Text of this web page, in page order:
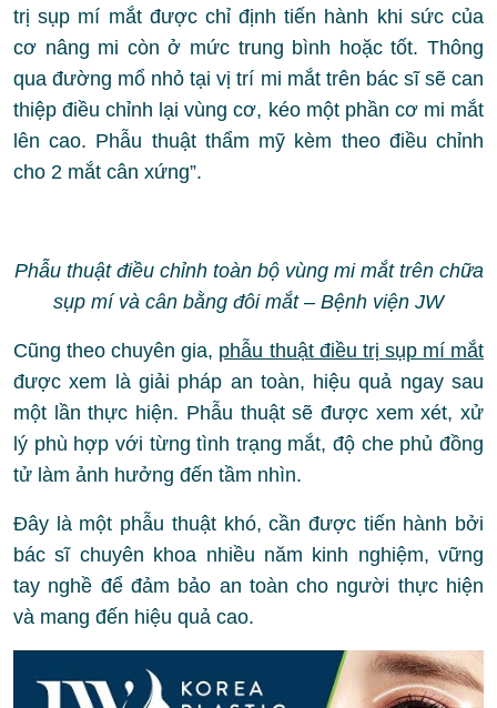
trị sụp mí mắt được chỉ định tiến hành khi sức của
cơ nâng mi còn ở mức trung bình hoặc tốt. Thông
qua đường mổ nhỏ tại vị trí mi mắt trên bác sĩ sẽ can
thiệp điều chỉnh lại vùng cơ, kéo một phần cơ mi mắt
lên cao. Phẫu thuật thẩm mỹ kèm theo điều chỉnh
cho 2 mắt cân xứng”.
Phẫu thuật điều chỉnh toàn bộ vùng mi mắt trên chữa
sụp mí và cân bằng đôi mắt – Bệnh viện JW
Cũng theo chuyên gia, phẫu thuật điều trị sụp mí mắt
được xem là giải pháp an toàn, hiệu quả ngay sau
một lần thực hiện. Phẫu thuật sẽ được xem xét, xử
lý phù hợp với từng tình trạng mắt, độ che phủ đồng
tử làm ảnh hưởng đến tầm nhìn.
Đây là một phẫu thuật khó, cần được tiến hành bởi
bác sĩ chuyên khoa nhiều năm kinh nghiệm, vững
tay nghề để đảm bảo an toàn cho người thực hiện
và mang đến hiệu quả cao.